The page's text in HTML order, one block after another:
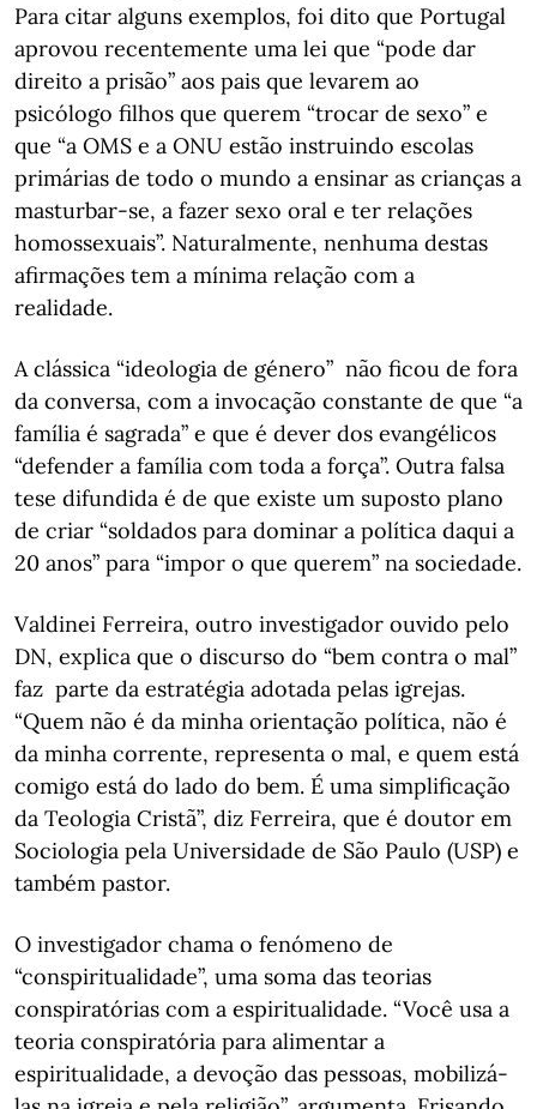
Para citar alguns exemplos, foi dito que Portugal
aprovou recentemente uma lei que “pode dar
direito a prisão” aos pais que levarem ao
psicólogo filhos que querem “trocar de sexo” e
que “a OMS e a ONU estão instruindo escolas
primárias de todo o mundo a ensinar as crianças a
masturbar-se, a fazer sexo oral e ter relações
homossexuais”. Naturalmente, nenhuma destas
afirmações tem a mínima relação com a
realidade.
A clássica “ideologia de género” não ficou de fora
da conversa, com a invocação constante de que “a
família é sagrada” e que é dever dos evangélicos
“defender a família com toda a força”. Outra falsa
tese difundida é de que existe um suposto plano
de criar “soldados para dominar a política daqui a
20 anos” para “impor o que querem” na sociedade.
Valdinei Ferreira, outro investigador ouvido pelo
DN, explica que o discurso do “bem contra o mal”
faz parte da estratégia adotada pelas igrejas.
“Quem não é da minha orientação política, não é
da minha corrente, representa o mal, e quem está
comigo está do lado do bem. É uma simplificação
da Teologia Cristã”, diz Ferreira, que é doutor em
Sociologia pela Universidade de São Paulo (USP) e
também pastor.
O investigador chama o fenómeno de
“conspiritualidade”, uma soma das teorias
conspiratórias com a espiritualidade. “Você usa a
teoria conspiratória para alimentar a
espiritualidade, a devoção das pessoas, mobilizá-